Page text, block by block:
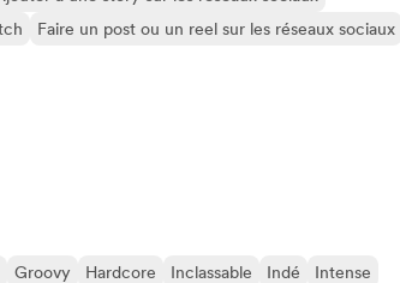
Faire un post ou un reel sur les réseaux sociaux
Groovy Hardcore Inclassable Indé
Intense